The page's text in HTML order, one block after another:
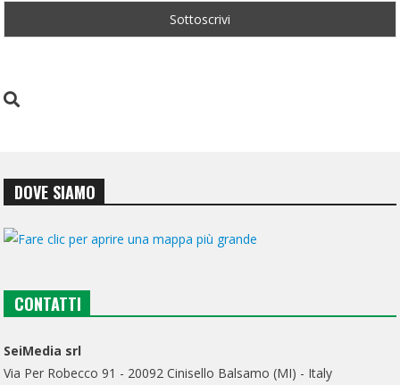
DOVE SIAMO
CONTATTI
SeiMedia srl
Via Per Robecco 91 - 20092 Cinisello Balsamo (MI) - Italy